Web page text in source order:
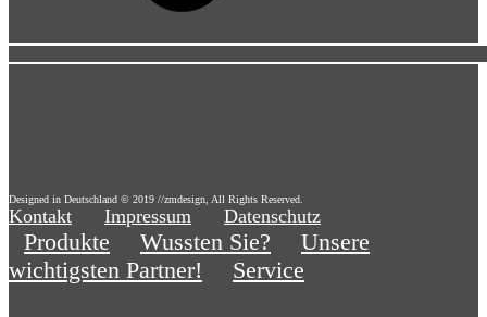
Designed in Deutschland © 2019 //zmdesign, All Rights Reserved.
Kontakt Impressum Datenschutz
Produkte Wussten Sie?
Unsere
wichtigsten Partner!
Service